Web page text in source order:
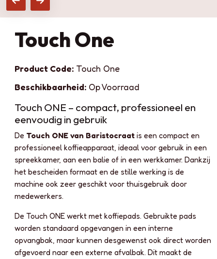
Touch One
Product Code: Touch One
Beschikbaarheid: Op Voorraad
Touch ONE – compact, professioneel en
eenvoudig in gebruik
De Touch ONE van Baristocraat is een compact en
professioneel koffieapparaat, ideaal voor gebruik in een
spreekkamer, aan een balie of in een werkkamer. Dankzij
het bescheiden formaat en de stille werking is de
machine ook zeer geschikt voor thuisgebruik door
medewerkers.
De Touch ONE werkt met koffiepads. Gebruikte pads
worden standaard opgevangen in een interne
opvangbak, maar kunnen desgewenst ook direct worden
afgevoerd naar een externe afvalbak. Dit maakt de